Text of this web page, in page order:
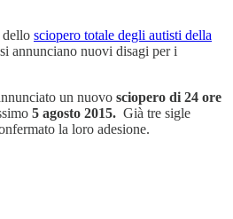
dello sciopero totale degli autisti della
annunciano nuovi disagi per i
un nuovo sciopero di 24 ore
5 agosto 2015. Già tre sigle
la loro adesione.